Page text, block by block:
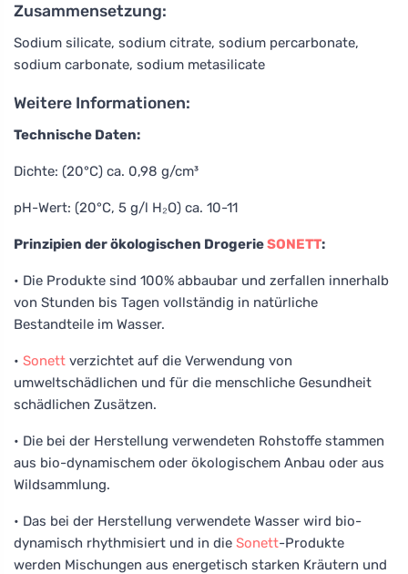
Zusammensetzung:
Sodium silicate, sodium citrate, sodium percarbonate,
sodium carbonate, sodium metasilicate
Weitere Informationen:
Technische Daten:
Dichte: (20°C) ca. 0,98 g/cm³
pH-Wert: (20°C, 5 g/l H₂O) ca. 10-11
Prinzipien der ökologischen DrogerieSONETT:
• Die Produkte sind 100% abbaubar und zerfallen innerhalb
von Stunden bis Tagen vollständig in natürliche
Bestandteile im Wasser.
• Sonett verzichtet auf die Verwendung von
umweltschädlichen und für die menschliche Gesundheit
schädlichen Zusätzen.
• Die bei der Herstellung verwendeten Rohstoffe stammen
aus bio-dynamischem oder ökologischem Anbau oder aus
Wildsammlung.
• Das bei der Herstellung verwendete Wasser wird bio-
dynamisch rhythmisiert und in die Sonett-Produkte
werden Mischungen aus energetisch starken Kräutern und